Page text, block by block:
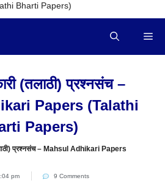
Bharti Papers)
(तलाठी) प्रश्नसंच –
Papers (Talathi
Papers)
प्रश्नसंच – Mahsul Adhikari Papers
pm 9 Comments